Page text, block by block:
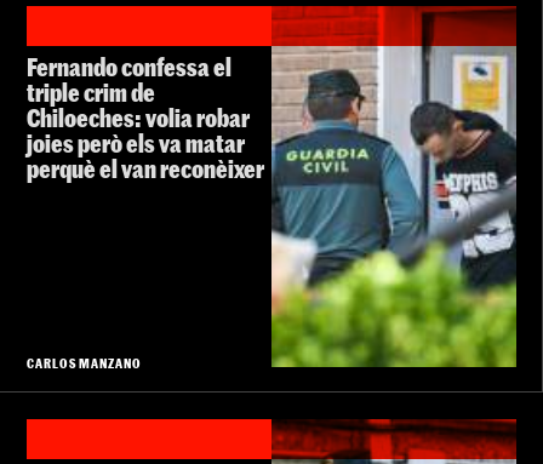
Fernando confessa el
triple crim de
Chiloeches: volia robar
joies però els va matar
perquè el van reconèixer
CARLOS MANZANO